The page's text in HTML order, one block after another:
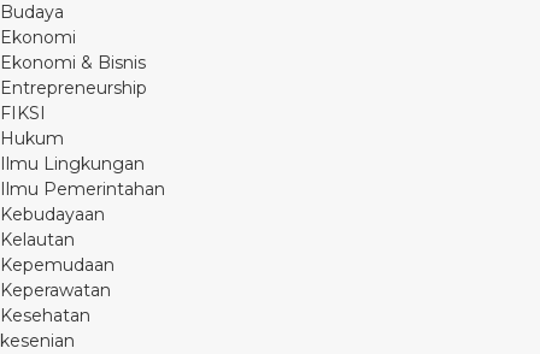
Budaya
Ekonomi
Ekonomi & Bisnis
Entrepreneurship
FIKSI
Hukum
Ilmu Lingkungan
Ilmu Pemerintahan
Kebudayaan
Kelautan
Kepemudaan
Keperawatan
Kesehatan
kesenian